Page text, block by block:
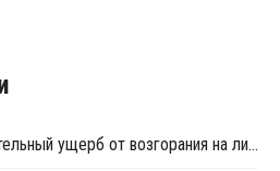
НКНХ оценил как незначительный ущерб от возгорания на линии полистирола